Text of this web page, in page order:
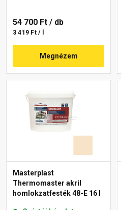
54 700 Ft / db
3 419 Ft / l
Megnézem
Masterplast
Thermomaster akril
homlokzatfesték 48-E 16 l